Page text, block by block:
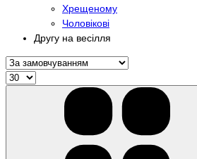
Хрещеному
Чоловікові
Другу на весілля